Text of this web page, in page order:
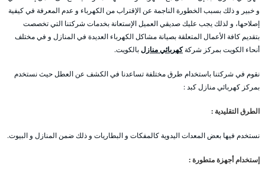
و خبير و ذلك بسبب الخطورة الناجمة عن الإقتراب من الكهرباء و عدم المعرفة في كيفية
إصلاحها، و لذلك يجب عليك صديقي العميل الإستعانة بخدمات شركتنا التي تخصصت
بتقديم كافة الأعمال المتعلقة بصيانة مشاكل الكهرباء العديدة في المنازل و في مختلف
أنحاء الكويت بمركز شركةكهربائي منازلبالكويت.
نقوم في شركتنا باستخدام طرق مختلفة تساعدنا في الكشف عن العطل حيث نستخدم
بمركز كهربائي منازل كبد :
الطرق التقليدية :
نستخدم فيها بعض المعدات اليدوية كالمفكات و البطاريات و ذلك ضمن المنازل و البيوت.
إستخدام أجهزة متطورة :